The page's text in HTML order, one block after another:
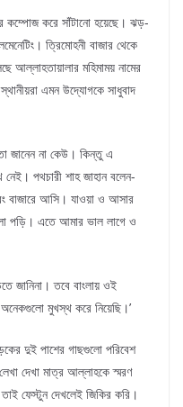
কম্পোজ করে সাঁটানো হয়েছে। ঝড়-
ত্রিমোহনী বাজার থেকে
আল্লাহতায়ালার মহিমাময় নামের
এমন উদ্যোগকে সাধুবাদ
জানেন না কেউ। কিন্তু এ
পথচারী শাহ জাহান বলেন-
বাজারে আসি। যাওয়া ও আসার
পড়ি। এতে আমার ভাল লাগে ও
জানিনা। তবে বাংলায় ওই
মুখস্থ করে নিয়েছি।’
দুই পাশের গাছগুলো পরিবেশ
দেখা মাত্র আল্লাহকে স্মরণ
ফেস্টুন দেখলেই জিকির করি।